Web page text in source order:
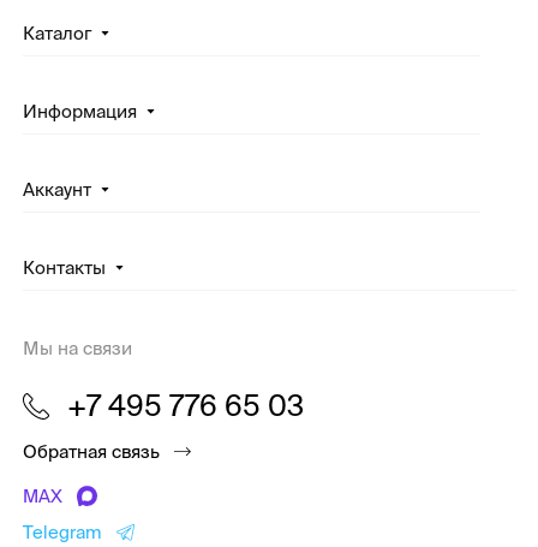
Каталог
Информация
Аккаунт
Контакты
Мы на связи
+7 495 776 65 03
Обратная связь
MAX
Telegram